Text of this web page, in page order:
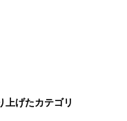
上げたカテゴリ